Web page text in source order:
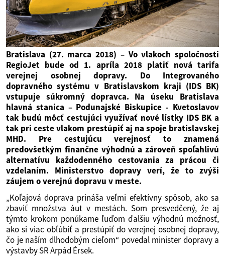
Bratislava (27. marca 2018) – Vo vlakoch spoločnosti
RegioJet bude od 1. apríla 2018 platiť nová tarifa
verejnej osobnej dopravy. Do Integrovaného
dopravného systému v Bratislavskom kraji (IDS BK)
vstupuje súkromný dopravca. Na úseku Bratislava
hlavná stanica – Podunajské Biskupice - Kvetoslavov
tak budú môcť cestujúci využívať nové lístky IDS BK a
tak pri ceste vlakom prestúpiť aj na spoje bratislavskej
MHD. Pre cestujúcu verejnosť to znamená
predovšetkým finančne výhodnú a zároveň spoľahlivú
alternatívu každodenného cestovania za prácou či
vzdelaním. Ministerstvo dopravy verí, že to zvýši
záujem o verejnú dopravu v meste.
„Koľajová doprava prináša veľmi efektívny spôsob, ako sa
zbaviť množstva áut v mestách. Som presvedčený, že aj
týmto krokom ponúkame ľuďom ďalšiu výhodnú možnosť,
ako si viac obľúbiť a prestúpiť do verejnej osobnej dopravy,
čo je naším dlhodobým cieľom“ povedal minister dopravy a
výstavby SR Arpád Érsek.